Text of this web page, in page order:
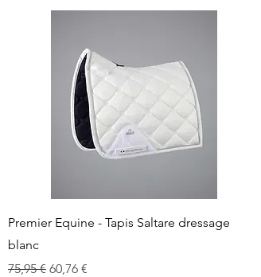
Aperçu rapide
Premier Equine - Tapis Saltare dressage
blanc
Prix original
75,95 € Prix promotionnel
60,76 €